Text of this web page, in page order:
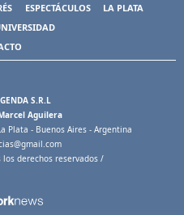
ESPECTÁCULOS
LA PLATA
S.R.L
Aguilera
Plata - Buenos Aires - Argentina
derechos reservados /